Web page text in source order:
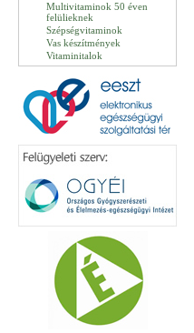
Multivitaminok 50 éven
felülieknek
Szépségvitaminok
Vas készítmények
Vitaminitalok